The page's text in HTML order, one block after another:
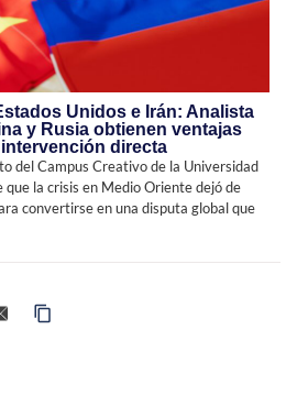
Unidos e Irán: Analista
y Rusia obtienen ventajas
directa
del Campus Creativo de la Universidad
que la crisis en Medio Oriente dejó de
convertirse en una disputa global que